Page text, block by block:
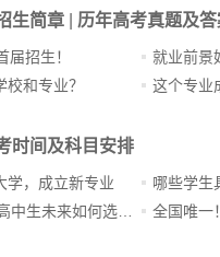
生简章 历年高考真题及答
届招生！
和专业？
就业前景
这个专业
时间及科目安排
学，成立新专业
哪些学生
全国唯一